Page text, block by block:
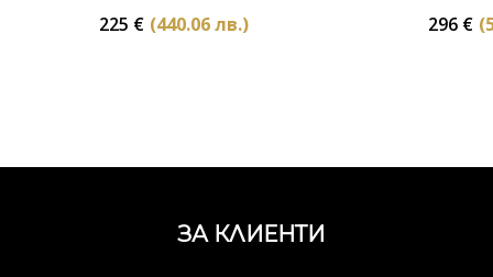
225 € (440.06 лв.) 296 €
ЗА КЛИЕНТИ